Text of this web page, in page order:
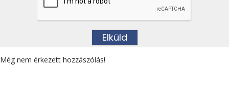
Még nem érkezett hozzászólás!